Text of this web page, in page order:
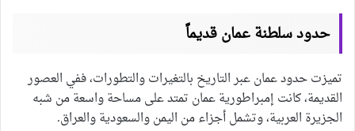
حدود سلطنة عمان قديماً
تميزت حدود عمان عبر التاريخ بالتغيرات والتطورات، ففي العصور
القديمة، كانت إمبراطورية عمان تمتد على مساحة واسعة من شبه
الجزيرة العربية، وتشمل أجزاء من اليمن والسعودية والعراق.